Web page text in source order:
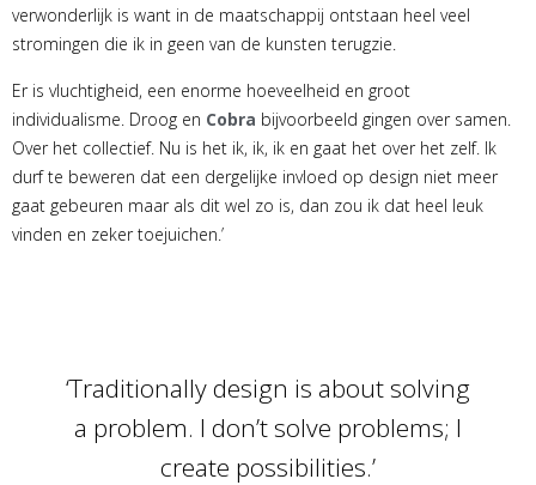
verwonderlijk is want in de maatschappij ontstaan heel veel
stromingen die ik in geen van de kunsten terugzie.
Er is vluchtigheid, een enorme hoeveelheid en groot
individualisme. Droog en Cobra bijvoorbeeld gingen over samen.
Over het collectief. Nu is het ik, ik, ik en gaat het over het zelf. Ik
durf te beweren dat een dergelijke invloed op design niet meer
gaat gebeuren maar als dit wel zo is, dan zou ik dat heel leuk
vinden en zeker toejuichen.’
‘Traditionally design is about solving
a problem. I don’t solve problems; I
create possibilities.’